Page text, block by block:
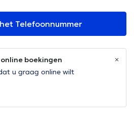
Telefoonnummer
boekingen
u graag online wilt